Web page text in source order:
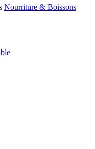
Nourriture & Boissons